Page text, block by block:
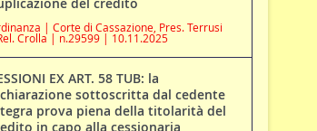
del credito
| Corte di Cassazione, Pres. Terrusi
Crolla | n.29599 | 10.11.2025
EX ART. 58 TUB: la
sottoscritta dal cedente
prova piena della titolarità del
in capo alla cessionaria